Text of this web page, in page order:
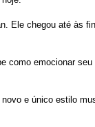
Ele chegou até às
como emocionar
e único estilo